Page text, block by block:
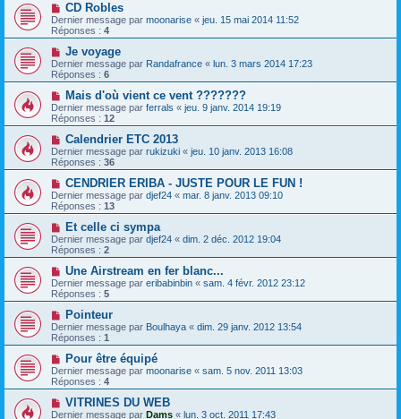
CD Robles
Dernier message par moonarise « jeu. 15 mai 2014 11:52
Réponses : 4
Je voyage
Dernier message par Randafrance « lun. 3 mars 2014 17:23
Réponses : 6
Mais d'où vient ce vent ???????
Dernier message par ferrals « jeu. 9 janv. 2014 19:19
Réponses : 12
Calendrier ETC 2013
Dernier message par rukizuki « jeu. 10 janv. 2013 16:08
Réponses : 36
CENDRIER ERIBA - JUSTE POUR LE FUN !
Dernier message par djef24 « mar. 8 janv. 2013 09:10
Réponses : 13
Et celle ci sympa
Dernier message par djef24 « dim. 2 déc. 2012 19:04
Réponses : 2
Une Airstream en fer blanc...
Dernier message par eribabinbin « sam. 4 févr. 2012 23:12
Réponses : 5
Pointeur
Dernier message par Boulhaya « dim. 29 janv. 2012 13:54
Réponses : 1
Pour être équipé
Dernier message par moonarise « sam. 5 nov. 2011 13:03
Réponses : 4
VITRINES DU WEB
Dernier message par Dams « lun. 3 oct. 2011 17:43